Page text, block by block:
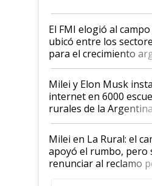
de Milei
El FMI elogió al
ubicó entre los
para el crecimiento
Milei y Elon Musk
internet en 6000
rurales de la Argentina
a un acuerdo con
Milei en La Rural: el
apoyó el rumbo, pero
renunciar al reclamo